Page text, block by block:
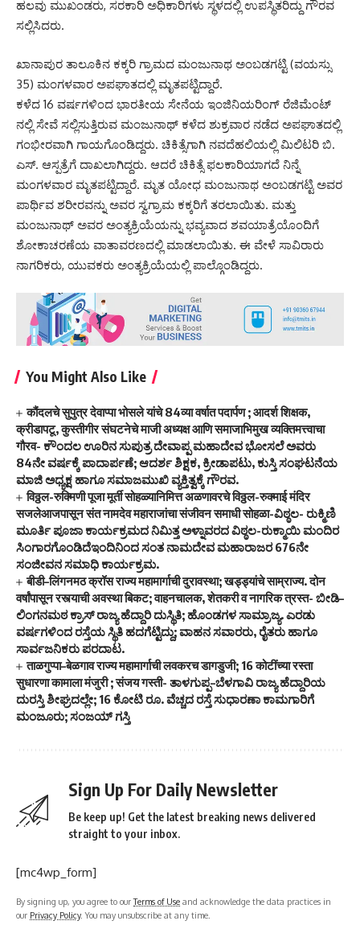
ಹಲವು ಮುಖಂಡರು, ಸರಕಾರಿ ಅಧಿಕಾರಿಗಳು ಸ್ಥಳದಲ್ಲಿ ಉಪಸ್ಥಿತರಿದ್ದು ಗೌರವ
ಸಲ್ಲಿಸಿದರು.
ಖಾನಾಪುರ ತಾಲೂಕಿನ ಕಕ್ಕರಿ ಗ್ರಾಮದ ಮಂಜುನಾಥ ಅಂಬಡಗಟ್ಟಿ (ವಯಸ್ಸು
35) ಮಂಗಳವಾರ ಅಪಘಾತದಲ್ಲಿ ಮೃತಪಟ್ಟಿದ್ದಾರೆ.
ಕಳೆದ 16 ವರ್ಷಗಳಿಂದ ಭಾರತೀಯ ಸೇನೆಯ ಇಂಜಿನಿಯರಿಂಗ್ ರೆಜಿಮೆಂಟ್
ನಲ್ಲಿ ಸೇವೆ ಸಲ್ಲಿಸುತ್ತಿರುವ ಮಂಜುನಾಥ್ ಕಳೆದ ಶುಕ್ರವಾರ ನಡೆದ ಅಪಘಾತದಲ್ಲಿ
ಗಂಭೀರವಾಗಿ ಗಾಯಗೊಂಡಿದ್ದರು. ಚಿಕಿತ್ಸೆಗಾಗಿ ನವದೆಹಲಿಯಲ್ಲಿ ಮಿಲಿಟರಿ ಬಿ.
ಎಸ್. ಆಸ್ಪತ್ರೆಗೆ ದಾಖಲಾಗಿದ್ದರು. ಆದರೆ ಚಿಕಿತ್ಸೆ ಫಲಕಾರಿಯಾಗದೆ ನಿನ್ನೆ
ಮಂಗಳವಾರ ಮೃತಪಟ್ಟಿದ್ದಾರೆ. ಮೃತ ಯೋಧ ಮಂಜುನಾಥ ಅಂಬಡಗಟ್ಟಿ ಅವರ
ಪಾರ್ಥಿವ ಶರೀರವನ್ನು ಅವರ ಸ್ವಗ್ರಾಮ ಕಕ್ಕರಿಗೆ ತರಲಾಯಿತು. ಮತ್ತು
ಮಂಜುನಾಥ್ ಅವರ ಅಂತ್ಯಕ್ರಿಯೆಯನ್ನು ಭವ್ಯವಾದ ಶವಯಾತ್ರೆಯೊಂದಿಗೆ
ಶೋಕಾಚರಣೆಯ ವಾತಾವರಣದಲ್ಲಿ ಮಾಡಲಾಯಿತು. ಈ ವೇಳೆ ಸಾವಿರಾರು
ನಾಗರಿಕರು, ಯುವಕರು ಅಂತ್ಯಕ್ರಿಯೆಯಲ್ಲಿ ಪಾಲ್ಗೊಂಡಿದ್ದರು.
You Might Also Like
कौंदलचे सुपुत्र देवाप्पा भोसले यांचे 84व्या वर्षात पदार्पण ; आदर्श शिक्षक,
क्रीडापटू, कुस्तीगीर संघटनेचे माजी अध्यक्ष आणि समाजाभिमुख व्यक्तिमत्त्वाचा
गौरव- ಕೌಂದಲ ಊರಿನ ಸುಪುತ್ರ ದೇವಾಪ್ಪ ಮಹಾದೇವ ಭೋಸಲೆ ಅವರು
84ನೇ ವರ್ಷಕ್ಕೆ ಪಾದಾರ್ಪಣೆ; ಆದರ್ಶ ಶಿಕ್ಷಕ, ಕ್ರೀಡಾಪಟು, ಕುಸ್ತಿ ಸಂಘಟನೆಯ
ಮಾಜಿ ಅಧ್ಯಕ್ಷ ಹಾಗೂ ಸಮಾಜಮುಖಿ ವ್ಯಕ್ತಿತ್ವಕ್ಕೆ ಗೌರವ.
विठ्ठल-रुक्मिणी पूजा मूर्ती सोहळ्यानिमित्त अळणावरचे विठ्ठल-रुक्माई मंदिर
सजलेआजपासून संत नामदेव महाराजांचा संजीवन समाधी सोहळा-ವಿಠ್ಠಲ- ರುಕ್ಮಿಣಿ
ಮೂರ್ತಿ ಪೂಜಾ ಕಾರ್ಯಕ್ರಮದ ನಿಮಿತ್ತ ಅಳ್ನಾವರದ ವಿಠ್ಠಲ-ರುಕ್ಮಾಯಿ ಮಂದಿರ
ಸಿಂಗಾರಗೊಂಡಿದೆಇಂದಿನಿಂದ ಸಂತ ನಾಮದೇವ ಮಹಾರಾಜರ 676ನೇ
ಸಂಜೀವನ ಸಮಾಧಿ ಕಾರ್ಯಕ್ರಮ.
बीडी–लिंगनमठ क्रॉस राज्य महामार्गाची दुरावस्था; खड्ड्यांचे साम्राज्य. दोन
वर्षांपासून रस्त्याची अवस्था बिकट; वाहनचालक, शेतकरी व नागरिक त्रस्त- ಬೀಡಿ–
ಲಿಂಗನಮಠ ಕ್ರಾಸ್ ರಾಜ್ಯ ಹೆದ್ದಾರಿ ದುಸ್ಥಿತಿ; ಹೊಂಡಗಳ ಸಾಮ್ರಾಜ್ಯ. ಎರಡು
ವರ್ಷಗಳಿಂದ ರಸ್ತೆಯ ಸ್ಥಿತಿ ಹದಗೆಟ್ಟಿದ್ದು; ವಾಹನ ಸವಾರರು, ರೈತರು ಹಾಗೂ
ಸಾರ್ವಜನಿಕರು ಪರದಾಟ.
ताळगुप्पा–बेळगाव राज्य महामार्गाची लवकरच डागडुजी; 16 कोटींच्या रस्ता
सुधारणा कामाला मंजुरी ; संजय गस्ती- ತಾಳಗುಪ್ಪ–ಬೆಳಗಾವಿ ರಾಜ್ಯ ಹೆದ್ದಾರಿಯ
ದುರಸ್ತಿ ಶೀಘ್ರದಲ್ಲೇ; 16 ಕೋಟಿ ರೂ. ವೆಚ್ಚದ ರಸ್ತೆ ಸುಧಾರಣಾ ಕಾಮಗಾರಿಗೆ
ಮಂಜೂರು; ಸಂಜಯ್ ಗಸ್ತಿ
Sign Up For Daily Newsletter
Be keep up! Get the latest breaking news delivered
straight to your inbox.
[mc4wp_form]
By signing up, you agree to ourTerms of Use and acknowledge the data practices in
our Privacy Policy. You may unsubscribe at any time.